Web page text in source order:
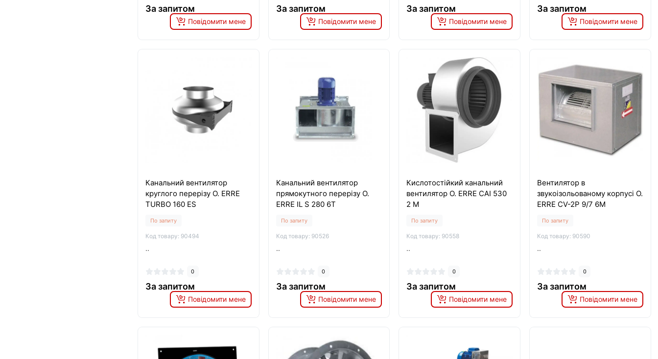
За запитом
Повідомити мене
За запитом
Повідомити мене
За запитом
Повідомити мене
За запитом
Повідомити мене
Канальний вентилятор
круглого перерізу O. ERRE
TURBO 160 ES
По запиту
Код товару: 90494
..
0
За запитом
Повідомити мене
Канальний вентилятор
прямокутного перерізу O.
ERRE IL S 280 6T
По запиту
Код товару: 90526
..
0
За запитом
Повідомити мене
Кислотостійкий канальний
вентилятор O. ERRE CAI 530
2 M
По запиту
Код товару: 90558
..
0
За запитом
Повідомити мене
Вентилятор в
звукоізольованому корпусі O.
ERRE CV-2P 9/7 6M
По запиту
Код товару: 90590
..
0
За запитом
Повідомити мене